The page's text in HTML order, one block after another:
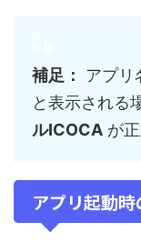
補足：
アプリ
と表示される
ルICOCA が
アプリ起動